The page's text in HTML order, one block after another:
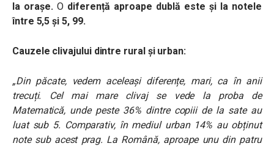
la orașe.O diferență aproape dublă este și la notele
între 5,5 și 5, 99.
Cauzele clivajului dintre rural și urban:
„Din păcate, vedem aceleași diferențe, mari, ca în anii
trecuți. Cel mai mare clivaj se vede la proba de
Matematică, unde peste 36% dintre copiii de la sate au
luat sub 5. Comparativ, în mediul urban 14% au obținut
note sub acest prag. La Română, aproape unu din patru